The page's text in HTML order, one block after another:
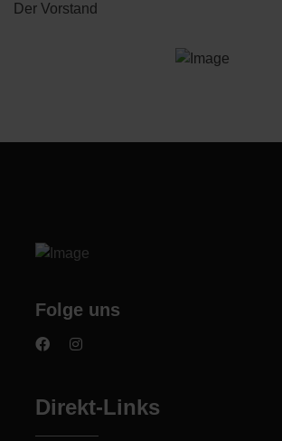
Der Vorstand
Folge uns
Direkt-Links